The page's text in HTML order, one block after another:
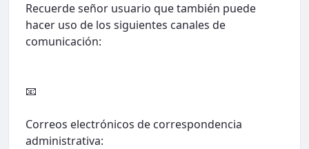
Recuerde señor usuario que también puede
hacer uso de los siguientes canales de
comunicación:
📧
Correos electrónicos de correspondencia
administrativa: